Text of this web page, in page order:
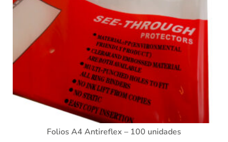
Folios A4 Antireflex – 100 unidades